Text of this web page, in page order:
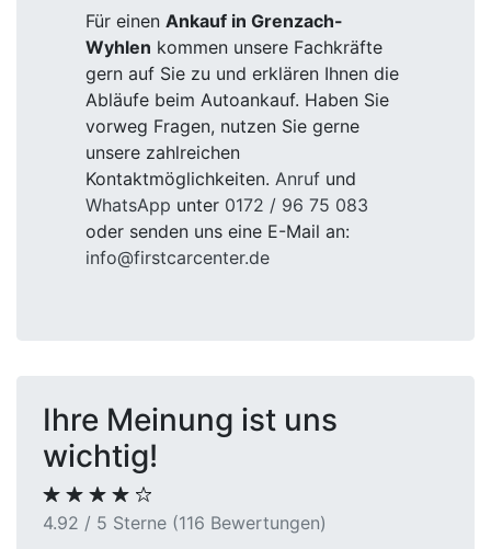
Für einen Ankauf in Grenzach-
Wyhlen kommen unsere Fachkräfte
gern auf Sie zu und erklären Ihnen die
Abläufe beim Autoankauf. Haben Sie
vorweg Fragen, nutzen Sie gerne
unsere zahlreichen
Kontaktmöglichkeiten. Anruf und
WhatsApp unter 0172 / 96 75 083
oder senden uns eine E-Mail an:
info@firstcarcenter.de
Ihre Meinung ist uns
wichtig!
4.92 / 5 Sterne (116 Bewertungen)